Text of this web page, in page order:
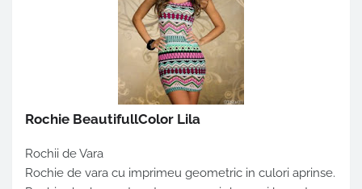
Rochie BeautifullColor Lila
Rochii de Vara
Rochie de vara cu imprimeu geometric in culori aprinse.